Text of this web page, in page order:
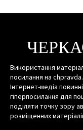
Використання
посилання на
Інтернет-медіа
гіперпосилання для
поділяти точку зору
розміщенних